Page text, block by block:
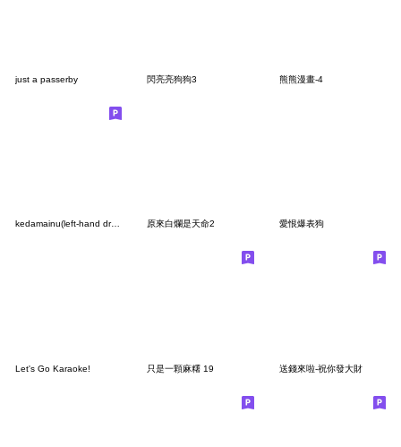
just a passerby 閃亮亮狗狗3 熊熊漫畫-4
kedamainu(left-hand drawing) 原來白爛是天命2 愛恨爆表狗
Let's Go Karaoke! 只是一顆麻糬 19 送錢來啦-祝你發大財